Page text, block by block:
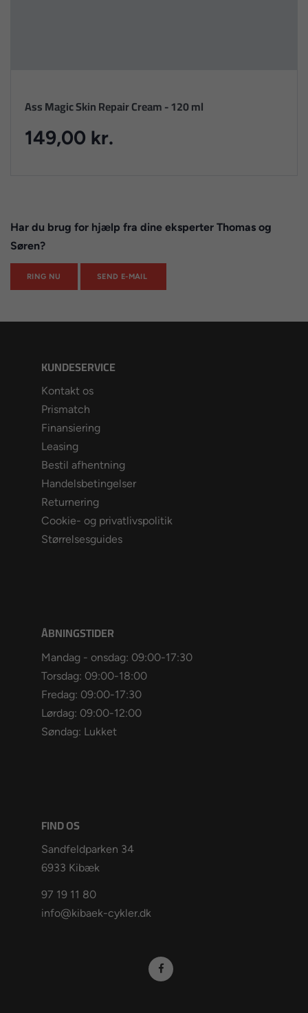
Ass Magic Skin Repair Cream - 120 ml
149,00 kr.
Har du brug for hjælp fra dine eksperter Thomas og
Søren?
RING NU SEND E-MAIL
KUNDESERVICE
Kontakt os
Prismatch
Finansiering
Leasing
Bestil afhentning
Handelsbetingelser
Returnering
Cookie- og privatlivspolitik
Størrelsesguides
ÅBNINGSTIDER
Mandag - onsdag: 09:00-17:30
Torsdag: 09:00-18:00
Fredag: 09:00-17:30
Lørdag: 09:00-12:00
Søndag: Lukket
FIND OS
Sandfeldparken 34
6933 Kibæk
97 19 11 80
info@kibaek-cykler.dk